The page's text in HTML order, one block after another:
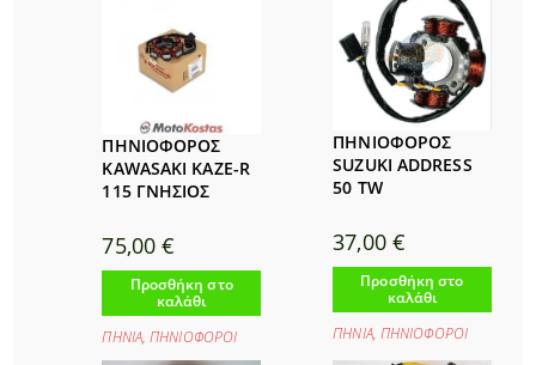
ΠΗΝΙΟΦΟΡΟΣ
KAWASAKI KAZE-R
115 ΓΝΗΣΙΟΣ
75,00€
Προσθήκη στο
καλάθι
ΠΗΝΙΑ,ΠΗΝΙΟΦΟΡΟΙ
ΠΗΝΙΟΦΟΡΟΣ
SUZUKI ADDRESS
50 TW
37,00 €
Προσθήκη στο
καλάθι
ΠΗΝΙΑ, ΠΗΝΙΟΦΟΡΟΙ